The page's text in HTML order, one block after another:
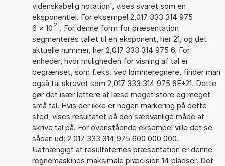
videnskabelig notation', vises svaret som en
eksponentiel. For eksempel 2,017 333 314 975
6 × 10 21. For denne form for præsentation
segmenteres tallet til en eksponent, her 21, og det
aktuelle nummer, her 2,017 333 314 975 6. For
enheder, hvor muligheden for visning af tal er
begrænset, som f.eks. ved lommeregnere, finder man
også tal skrevet som 2,017 333 314 975 6E+21. Dette
gør det især lettere at læse meget store og meget
små tal. Hvis der ikke er nogen markering på dette
sted, vises resultatet på den sædvanlige måde at
skrive tal på. For ovenstående eksempel ville det se
sådan ud: 2 017 333 314 975 600 000 000.
Uafhængigt at resultaternes præsentation er denne
regnemaskines maksimale præcision 14 pladser. Det